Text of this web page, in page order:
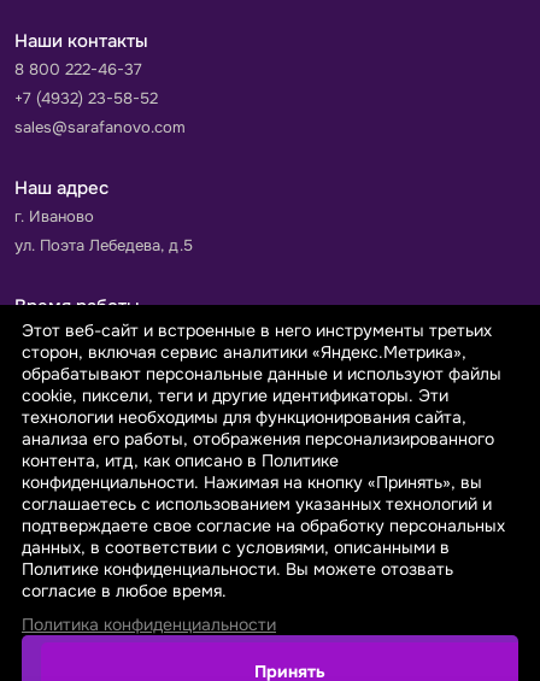
Наши контакты
8 800 222-46-37
+7 (4932) 23-58-52
sales@sarafanovo.com
Наш адрес
г. Иваново
ул. Поэта Лебедева, д.5
Время работы
Пн-Пт с 9.00 до 18.00
Сб-Вс: выходной
Принимаем к оплате
© 2026 sarafanovo.com - Интернет-магазин "САРАФАНОВО"
специализируется на производстве, продаже тканей оптом и в
розницу с доставкой по Роcсии и СНГ.
Политика обработки персональных данных
Этот веб-сайт и встроенные в него инструменты третьих
сторон, включая сервис аналитики «Яндекс.Метрика»,
обрабатывают персональные данные и используют файлы
cookie, пиксели, теги и другие идентификаторы. Эти
технологии необходимы для функционирования сайта,
анализа его работы, отображения персонализированного
контента, итд, как описано в Политике
конфиденциальности. Нажимая на кнопку «Принять», вы
соглашаетесь с использованием указанных технологий и
подтверждаете свое согласие на обработку персональных
данных, в соответствии с условиями, описанными в
Политике конфиденциальности. Вы можете отозвать
согласие в любое время.
Политика конфиденциальности